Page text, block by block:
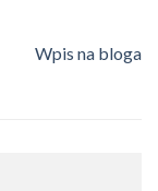
Wpis na bloga